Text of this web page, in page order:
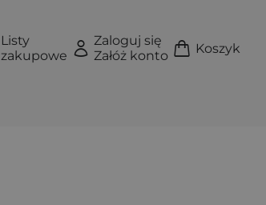
Listy
zakupowe
Zaloguj się
Załóż konto
Koszyk